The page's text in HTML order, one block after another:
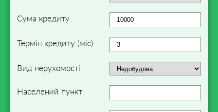
Сума кредиту
Термін кредиту (міс)
Вид нерухомості
Населений пункт